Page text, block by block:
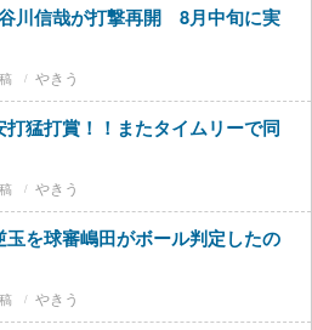
川信哉が打撃再開 8月中旬に実
やきう
打猛打賞！！またタイムリーで同
やきう
玉を球審嶋田がボール判定したの
やきう